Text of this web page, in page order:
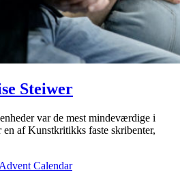
Steiwer
var de mest mindeværdige i
en af Kunstkritikks faste skribenter,
Advent Calendar